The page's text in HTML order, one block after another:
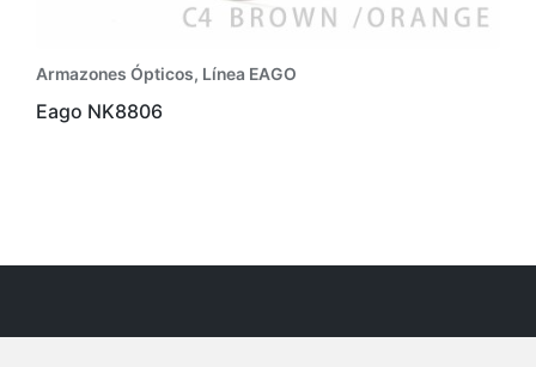
Armazones Ópticos, Línea EAGO
Eago NK8806